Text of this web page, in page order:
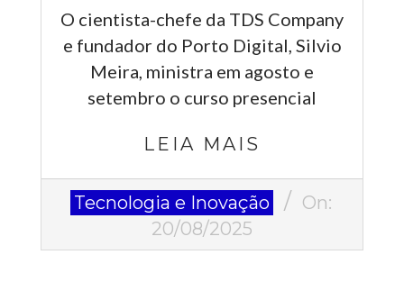
O cientista-chefe da TDS Company
e fundador do Porto Digital, Silvio
Meira, ministra em agosto e
setembro o curso presencial
LEIA MAIS
2025-
Tecnologia e Inovação
On:
20/08/2025